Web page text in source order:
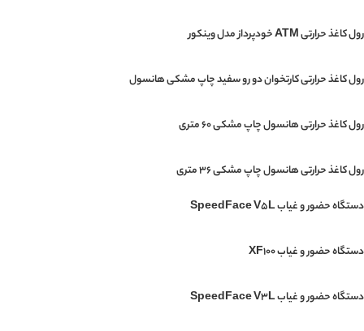
رول کاغذ حرارتی ATM خودپرداز مدل وینکور
رول کاغذ حرارتی کارتخوان دو رو سفید چاپ مشکی هانسول
رول کاغذ حرارتی هانسول چاپ مشکی 60 متری
رول کاغذ حرارتی هانسول چاپ مشکی 36 متری
دستگاه حضور و غیاب SpeedFace V5L
دستگاه حضور و غیاب XF100
دستگاه حضور و غیاب SpeedFace V3L